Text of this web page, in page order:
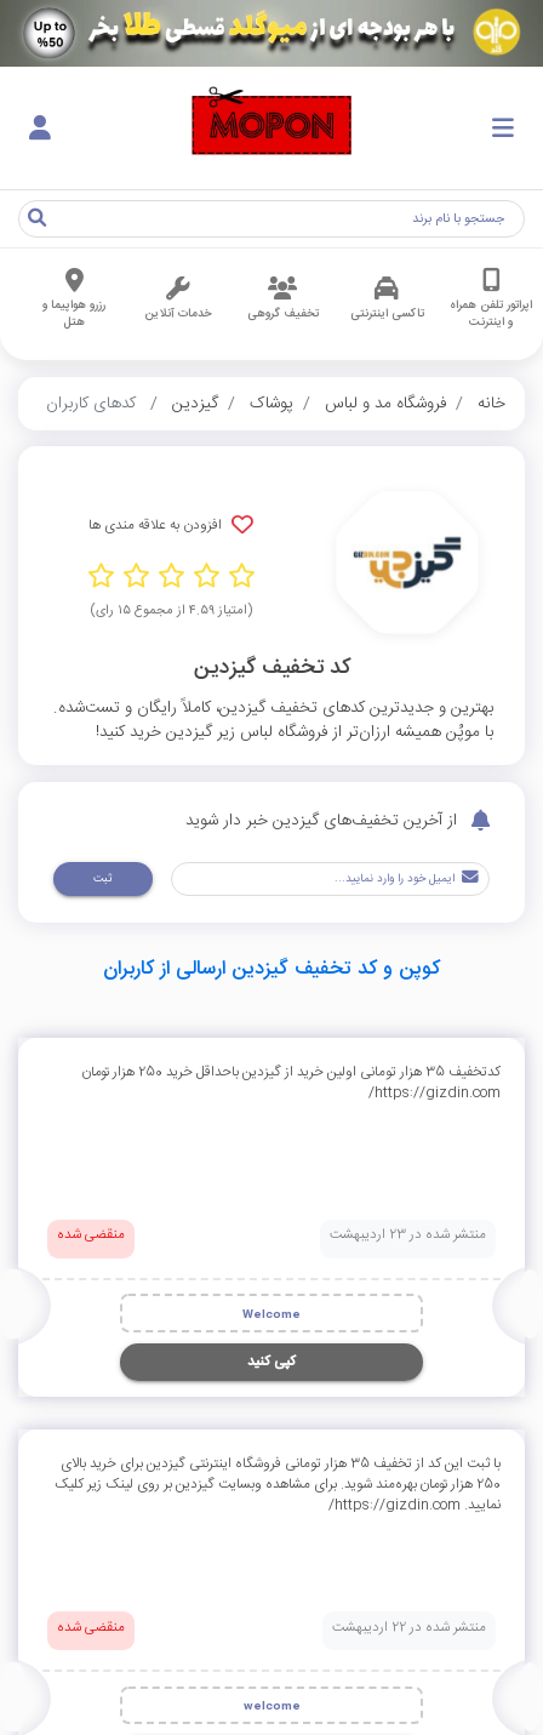
اپراتور تلفن همراه
و اینترنت
تاکسی اینترنتی تخفیف گروهی خدمات آنلاین
رزرو هواپیما و
هتل
خانه فروشگاه مد و لباس پوشاک گیزدین کدهای کاربران
افزودن به علاقه مندی ها
(امتیاز ۴.۵۹ از مجموع ۱۵ رای)
کد تخفیف گیزدین
بهترین و جدیدترین کدهای تخفیف گیزدین، کاملاً رایگان و تست‌شده.
با موپُن همیشه ارزان‌تر از فروشگاه لباس زیر گیزدین خرید کنید!
از آخرین تخفیف‌های گیزدین خبر دار شوید
ثبت
کوپن و کد تخفیف گیزدین ارسالی از کاربران
کدتخفیف 35 هزار تومانی اولین خرید از گیزدین باحداقل خرید 250 هزار تومان
https://gizdin.com/
منتشر شده در 23 اردیبهشت منقضی شده
Welcome
کپی کنید
با ثبت این کد از تخفیف 35 هزار تومانی فروشگاه اینترنتی گیزدین برای خرید بالای
250 هزار تومان بهره‌مند شوید. برای مشاهده وبسایت گیزدین بر روی لینک زیر کلیک
نمایید. https://gizdin.com/
منتشر شده در 22 اردیبهشت منقضی شده
welcome